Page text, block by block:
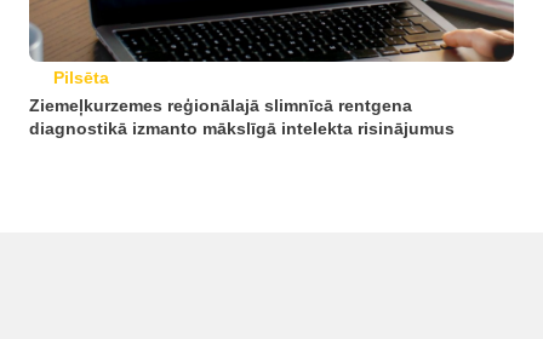
Pilsēta
Ziemeļkurzemes reģionālajā slimnīcā rentgena
diagnostikā izmanto mākslīgā intelekta risinājumus